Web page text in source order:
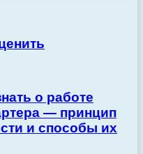
о работе
— принцип
и способы их